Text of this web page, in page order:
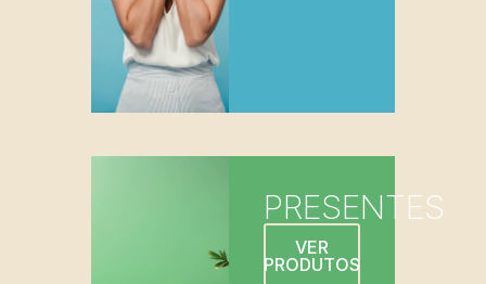
PRESENTES
VER
PRODUTOS